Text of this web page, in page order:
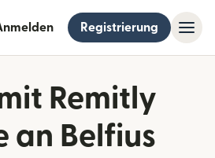
Registrierung
Remitly
an Belfius